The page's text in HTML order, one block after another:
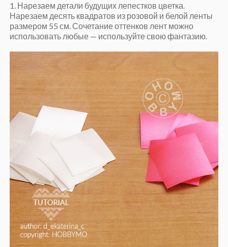
1. Нарезаем детали будущих лепестков цветка.
Нарезаем десять квадратов из розовой и белой ленты
размером 55 см. Сочетание оттенков лент можно
использовать любые — используйте свою фантазию.